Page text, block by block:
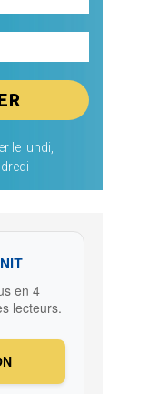
le lundi,
en 4
lecteurs.